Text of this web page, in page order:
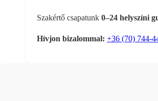
Szakértő csapatunk 0–24 helyszíni
Hívjon bizalommal: +36 (70) 744-